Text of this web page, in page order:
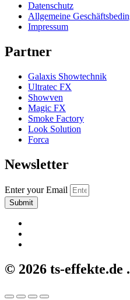
Datenschutz
Allgemeine
Impressum
Partner
Galaxis Showtechnik
Ultratec FX
Showven
Magic FX
Smoke Factory
Look Solution
Forca
Newsletter
Enter your Email
Submit
© 2026 ts-